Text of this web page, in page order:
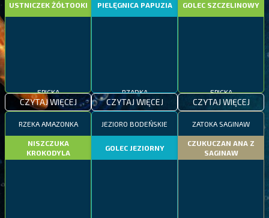
USTNICZEK ŻÓŁTOOKI
EPICKA
CZYTAJ WIĘCEJ
PIELĘGNICA PAPUZIA
RZADKA
CZYTAJ WIĘCEJ
GOLEC SZCZELINOWY
EPICKA
CZYTAJ WIĘCEJ
RZEKA AMAZONKA
NISZCZUKA
KROKODYLA
JEZIORO BODEŃSKIE
GOLEC JEZIORNY
ZATOKA SAGINAW
CZUKUCZAN ANA Z
SAGINAW